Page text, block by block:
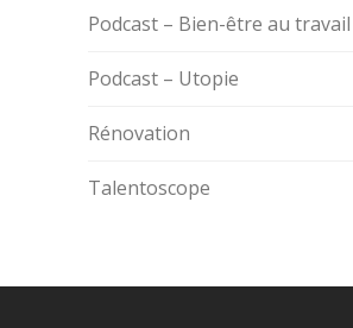
Podcast – Bien-être au travail
Podcast – Utopie
Rénovation
Talentoscope